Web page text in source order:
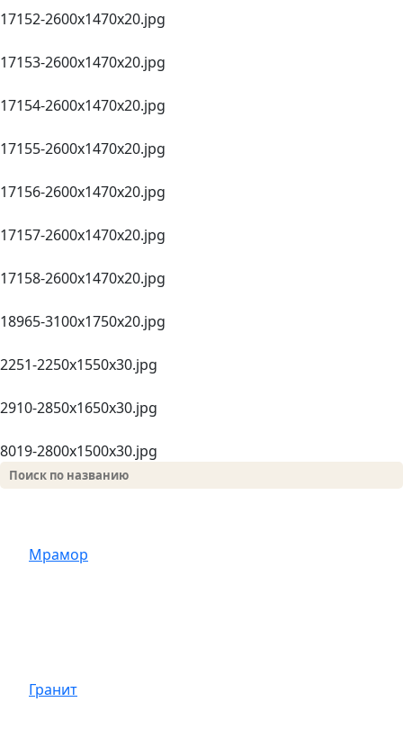
17152-2600х1470x20.jpg
17153-2600х1470x20.jpg
17154-2600х1470x20.jpg
17155-2600х1470x20.jpg
17156-2600х1470x20.jpg
17157-2600х1470x20.jpg
17158-2600х1470x20.jpg
18965-3100х1750x20.jpg
2251-2250х1550х30.jpg
2910-2850х1650x30.jpg
8019-2800х1500х30.jpg
Мрамор
Гранит